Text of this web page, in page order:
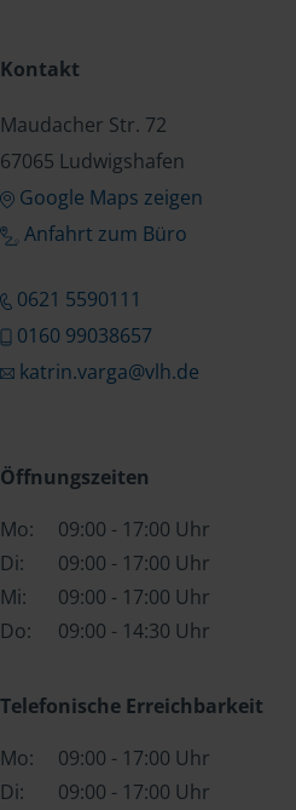
Kontakt
Maudacher Str. 72
67065 Ludwigshafen
Google Maps zeigen
Anfahrt zum Büro
0621 5590111
0160 99038657
katrin.varga@vlh.de
Öffnungszeiten
Mo:
09:00 - 17:00 Uhr
Di:
09:00 - 17:00 Uhr
Mi:
09:00 - 17:00 Uhr
Do:
09:00 - 14:30 Uhr
Telefonische Erreichbarkeit
Mo:
09:00 - 17:00 Uhr
Di:
09:00 - 17:00 Uhr